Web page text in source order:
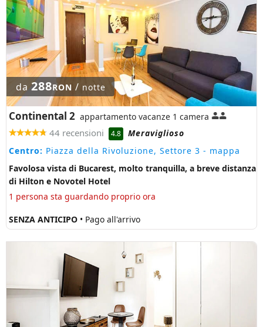
da288RON / notte
Continental 2 appartamento vacanze 1 camera
44 recensioni 4.8
Meraviglioso
Centro: Piazza della Rivoluzione, Settore 3 - mappa
Favolosa vista di Bucarest, molto tranquilla, a breve distanza
di Hilton e Novotel Hotel
1 persona sta guardando proprio ora
SENZA ANTICIPO • Pago all'arrivo